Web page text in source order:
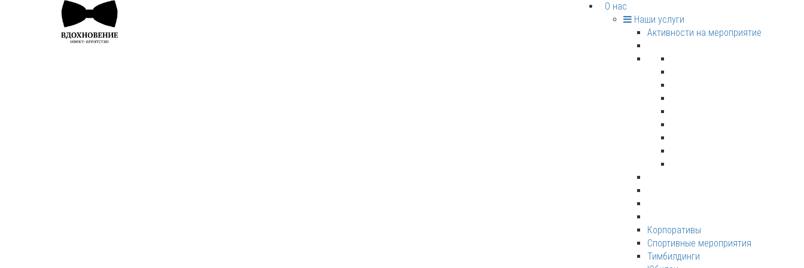
О нас
Наши услуги
Активности на мероприятие
Корпоративы
Спортивные мероприятия
Тимбилдинги